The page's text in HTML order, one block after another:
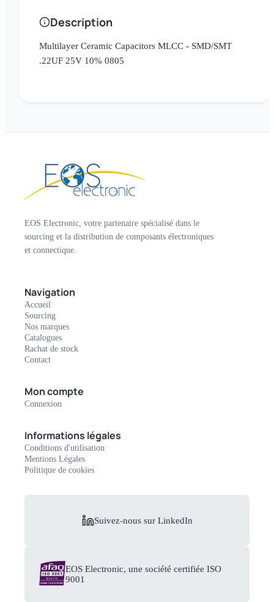
Description
Multilayer Ceramic Capacitors MLCC - SMD/SMT
.22UF 25V 10% 0805
EOS Electronic, votre partenaire spécialisé dans le
sourcing et la distribution de composants électroniques
et connectique.
Navigation
Accueil
Sourcing
Nos marques
Catalogues
Rachat de stock
Contact
Mon compte
Connexion
Informations légales
Conditions d'utilisation
Mentions Légales
Politique de cookies
Suivez-nous sur LinkedIn
EOS Electronic, une société certifiée ISO
9001